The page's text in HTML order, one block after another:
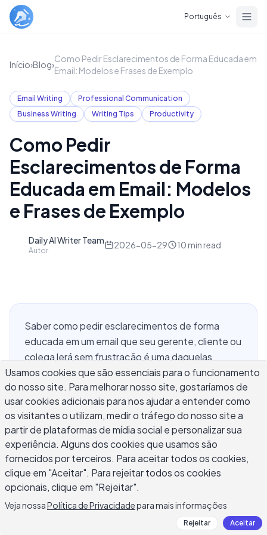
Português
Início›Blog›
Como Pedir Esclarecimentos de Forma Educada em
Email: Modelos e Frases de Exemplo
Email Writing
Professional Communication
Business Writing
Writing Tips Productivity
Como Pedir
Esclarecimentos de Forma
Educada em Email: Modelos
e Frases de Exemplo
Daily AI Writer Team
Autor
2026-05-29 10 min read
Saber como pedir esclarecimentos de forma
educada em um email que seu gerente, cliente ou
colega lerá sem frustração é uma daquelas
habilidades profissionais que raramente é
ensinada diretamente. Você a desenvolve
através de tentativa e erro, ou continua fazendo
suposições e lidando com o retrabalhamento que
se segue. De acordo com um estudo da
Salesforce, 86% dos funcionários citam a má
comunicação como a principal causa de falhas no
local de trabalho — e as instruções vagas são um
contribuidor importante. Um email de
esclarecimento bem pensado, formulado
corretamente, sinaliza profissionalismo e minúcia
Usamos cookies que são essenciais para o funcionamento
do nosso site. Para melhorar nosso site, gostaríamos de
usar cookies adicionais para nos ajudar a entender como
os visitantes o utilizam, medir o tráfego do nosso site a
partir de plataformas de mídia social e personalizar sua
experiência. Alguns dos cookies que usamos são
fornecidos por terceiros. Para aceitar todos os cookies,
clique em "Aceitar". Para rejeitar todos os cookies
opcionais, clique em "Rejeitar".
Veja nossaPolítica de Privacidadepara mais informações
Rejeitar Aceitar